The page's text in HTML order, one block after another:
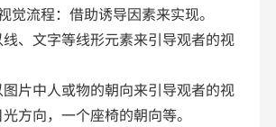
流程：借助诱导因素来实现。
、文字等线形元素来引导观者的视
片中人或物的朝向来引导观者的视
方向，一个座椅的朝向等。